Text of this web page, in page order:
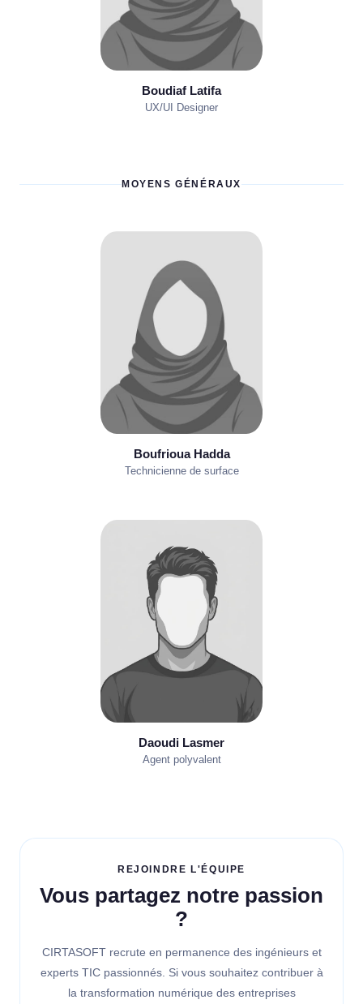
Boudiaf Latifa
UX/UI Designer
MOYENS GÉNÉRAUX
Boufrioua Hadda
Technicienne de surface
Daoudi Lasmer
Agent polyvalent
REJOINDRE L'ÉQUIPE
Vous partagez notre passion
?
CIRTASOFT recrute en permanence des ingénieurs et
experts TIC passionnés. Si vous souhaitez contribuer à
la transformation numérique des entreprises